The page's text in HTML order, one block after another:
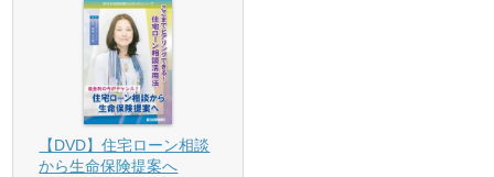
【DVD】住宅ローン相談
から生命保険提案へ